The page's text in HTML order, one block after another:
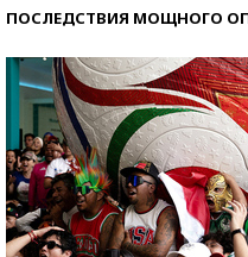
ПОСЛЕДСТВИЯ МОЩНОГО